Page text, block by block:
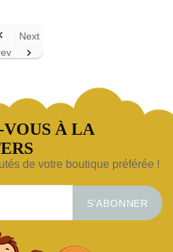
Next

À LA
de votre boutique préférée !
S’ABONNER